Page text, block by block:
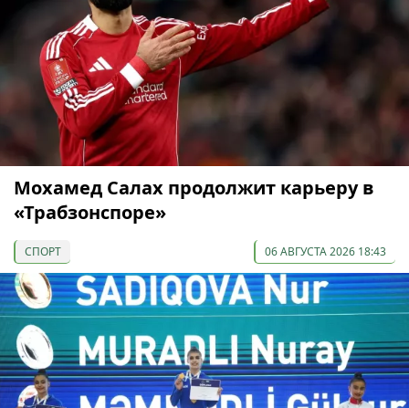
Мохамед Салах продолжит карьеру в
«Трабзонспоре»
СПОРТ 06 АВГУСТА 2026 18:43